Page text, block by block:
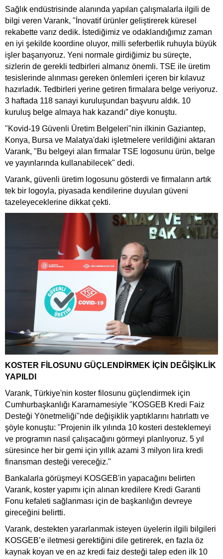
Sağlık endüstrisinde alanında yapılan çalışmalarla ilgili de
bilgi veren Varank, "İnovatif ürünler geliştirerek küresel
rekabette varız dedik. İstediğimiz ve odaklandığımız zaman
en iyi şekilde koordine oluyor, milli seferberlik ruhuyla büyük
işler başarıyoruz. Yeni normale girdiğimiz bu süreçte,
sizlerin de gerekli tedbirleri almanız önemli. TSE ile üretim
tesislerinde alınması gereken önlemleri içeren bir kılavuz
hazırladık. Tedbirleri yerine getiren firmalara belge veriyoruz.
3 haftada 118 sanayi kuruluşundan başvuru aldık. 10
kuruluş belge almaya hak kazandı” diye konuştu.
"Kovid-19 Güvenli Üretim Belgeleri"nin ilkinin Gaziantep,
Konya, Bursa ve Malatya'daki işletmelere verildiğini aktaran
Varank, "Bu belgeyi alan firmalar TSE logosunu ürün, belge
ve yayınlarında kullanabilecek" dedi.
Varank, güvenli üretim logosunu gösterdi ve firmaların artık
tek bir logoyla, piyasada kendilerine duyulan güveni
tazeleyeceklerine dikkat çekti.
KOSTER FİLOSUNU GÜÇLENDİRMEK İÇİN DEĞİŞİKLİK
YAPILDI
Varank, Türkiye'nin koster filosunu güçlendirmek için
Cumhurbaşkanlığı Kararnamesiyle "KOSGEB Kredi Faiz
Desteği Yönetmeliği"nde değişiklik yaptıklarını hatırlattı ve
şöyle konuştu: "Projenin ilk yılında 10 kosteri desteklemeyi
ve programın nasıl çalışacağını görmeyi planlıyoruz. 5 yıl
süresince her bir gemi için yıllık azami 3 milyon lira kredi
finansman desteği vereceğiz."
Bankalarla görüşmeyi KOSGEB'in yapacağını belirten
Varank, koster yapımı için alınan kredilere Kredi Garanti
Fonu kefaleti sağlanması için de başkanlığın devreye
gireceğini belirtti.
Varank, destekten yararlanmak isteyen üyelerin ilgili bilgileri
KOSGEB’e iletmesi gerektiğini dile getirerek, en fazla öz
kaynak koyan ve en az kredi faiz desteği talep eden ilk 10